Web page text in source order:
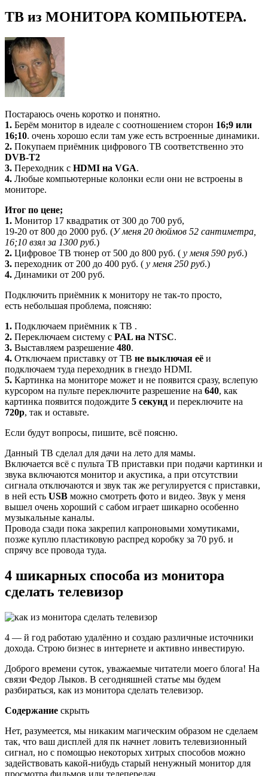
ТВ из МОНИТОРА КОМПЬЮТЕРА.
Постараюсь очень коротко и понятно.
1. Берём монитор в идеале с соотношением сторон 16;9 или
16;10. очень хорошо если там уже есть встроенные динамики.
2. Покупаем приёмник цифрового ТВ соответственно это
DVB-T2
3. Переходник с HDMI на VGA.
4. Любые компьютерные колонки если они не встроены в
мониторе.
Итог по цене;
1. Монитор 17 квадратик от 300 до 700 руб,
19-20 от 800 до 2000 руб. (У меня 20 дюймов 52 сантиметра,
16;10 взял за 1300 руб.)
2. Цифровое ТВ тюнер от 500 до 800 руб. ( у меня 590 руб.)
3. переходник от 200 до 400 руб. ( у меня 250 руб.)
4. Динамики от 200 руб.
Подключить приёмник к монитору не так-то просто,
есть небольшая проблема, поясняю:
1. Подключаем приёмник к ТВ .
2. Переключаем систему с PAL на NTSC.
3. Выставляем разрешение 480.
4. Отключаем приставку от ТВ не выключая её и
подключаем туда переходник в гнездо HDMI.
5. Картинка на мониторе может и не появится сразу, вслепую
курсором на пульте переключите разрешение на 640, как
картинка появится подождите 5 секунд и переключите на
720р, так и оставьте.
Если будут вопросы, пишите, всё поясню.
Данный ТВ сделал для дачи на лето для мамы.
Включается всё с пульта ТВ приставки при подачи картинки и
звука включаются монитор и акустика, а при отсутствии
сигнала отключаются и звук так же регулируется с приставки,
в ней есть USB можно смотреть фото и видео. Звук у меня
вышел очень хороший с сабом играет шикарно особенно
музыкальные каналы.
Провода сзади пока закрепил капроновыми хомутиками,
позже куплю пластиковую распред коробку за 70 руб. и
спрячу все провода туда.
4 шикарных способа из монитора
сделать телевизор
4 — й год работаю удалённо и создаю различные источники
дохода. Строю бизнес в интернете и активно инвестирую.
Доброго времени суток, уважаемые читатели моего блога! На
связи Федор Лыков. В сегодняшней статье мы будем
разбираться, как из монитора сделать телевизор.
Содержание скрыть
Нет, разумеется, мы никаким магическим образом не сделаем
так, что ваш дисплей для пк начнет ловить телевизионный
сигнал, но с помощью некоторых хитрых способов можно
задействовать какой-нибудь старый ненужный монитор для
просмотра фильмов или телепередач.